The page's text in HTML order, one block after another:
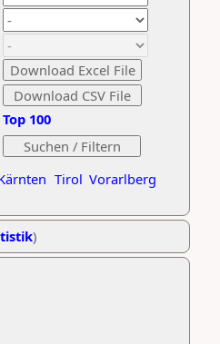
Tirol Vorarlberg
Top 100
)